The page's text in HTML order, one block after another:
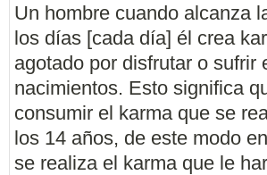
Un hombre cuando alcanza
los días [cada día] él crea
agotado por disfrutar o sufrir
nacimientos. Esto significa
consumir el karma que se
los 14 años, de este modo
se realiza el karma que le